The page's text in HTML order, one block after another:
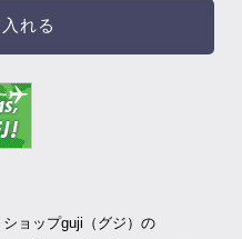
れる
ョップguji（グジ）の